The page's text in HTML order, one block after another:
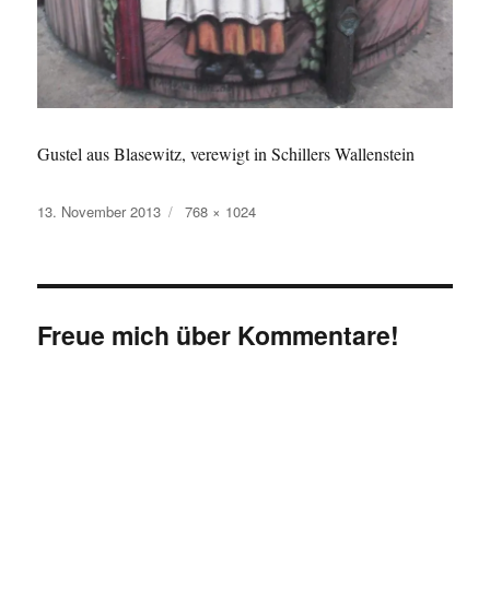
Gustel aus Blasewitz, verewigt in Schillers Wallenstein
Veröffentlicht
13. November 2013 Originalgröße
768 × 1024
Freue mich über Kommentare!